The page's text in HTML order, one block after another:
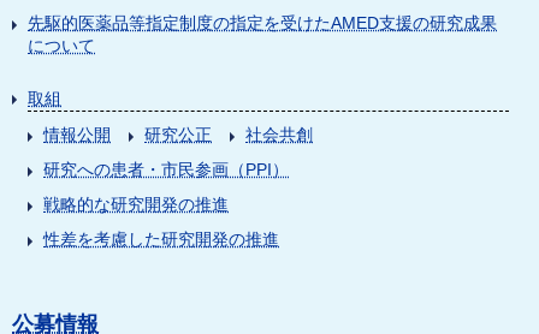
先駆的医薬品等指定制度の指定を受けたAMED支援の研究成果
について
取組
情報公開
研究公正
社会共創
研究への患者・市民参画（PPI）
戦略的な研究開発の推進
性差を考慮した研究開発の推進
公募情報